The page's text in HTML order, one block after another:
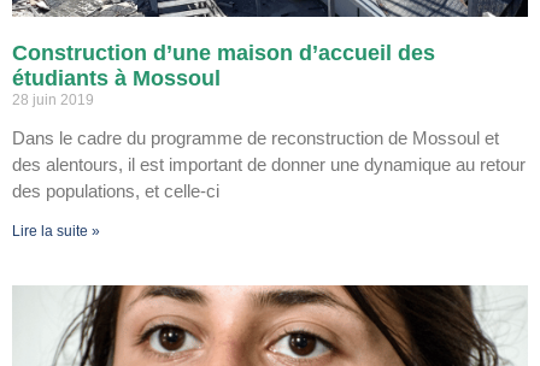
Construction d’une maison d’accueil des
étudiants à Mossoul
28 juin 2019
Dans le cadre du programme de reconstruction de Mossoul et
des alentours, il est important de donner une dynamique au retour
des populations, et celle-ci
Lire la suite »